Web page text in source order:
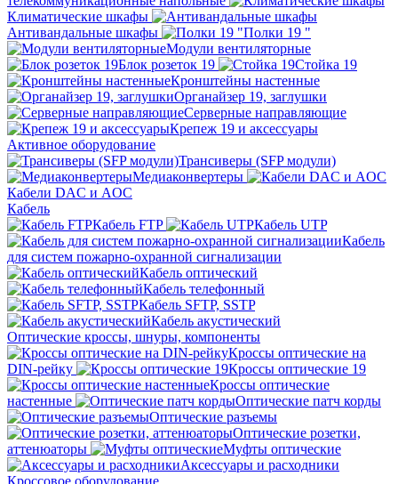
Климатические шкафы
Антивандальные шкафы
Полки 19 "
Модули вентиляторные
Блок розеток 19
Стойка 19
Кронштейны настенные
Органайзер 19, заглушки
Серверные направляющие
Крепеж 19 и аксессуары
Активное оборудование
Трансиверы (SFP модули)
Медиаконвертеры
Кабели DAC и AOC
Кабель
Кабель FTP
Кабель UTP
Кабель
для систем пожарно-охранной сигнализации
Кабель оптический
Кабель телефонный
Кабель SFTP, SSTP
Кабель акустический
Оптические кроссы, шнуры, компоненты
Кроссы оптические на
DIN-рейку
Кроссы оптические 19
Кроссы оптические
настенные
Оптические патч корды
Оптические разъемы
Оптические розетки,
аттенюаторы
Муфты оптические
Аксессуары и расходники
Кроссовое оборудование